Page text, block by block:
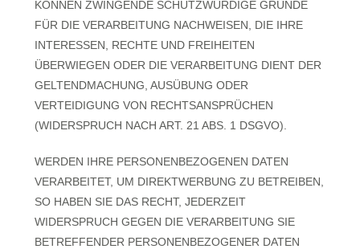
KÖNNEN ZWINGENDE SCHUTZWÜRDIGE GRÜNDE
FÜR DIE VERARBEITUNG NACHWEISEN, DIE IHRE
INTERESSEN, RECHTE UND FREIHEITEN
ÜBERWIEGEN ODER DIE VERARBEITUNG DIENT DER
GELTENDMACHUNG, AUSÜBUNG ODER
VERTEIDIGUNG VON RECHTSANSPRÜCHEN
(WIDERSPRUCH NACH ART. 21 ABS. 1 DSGVO).
WERDEN IHRE PERSONENBEZOGENEN DATEN
VERARBEITET, UM DIREKTWERBUNG ZU BETREIBEN,
SO HABEN SIE DAS RECHT, JEDERZEIT
WIDERSPRUCH GEGEN DIE VERARBEITUNG SIE
BETREFFENDER PERSONENBEZOGENER DATEN